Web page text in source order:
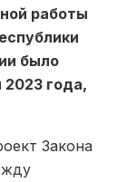
работы
было
года,
Закона